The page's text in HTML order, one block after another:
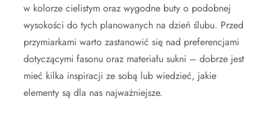
w kolorze cielistym oraz wygodne buty o podobnej
wysokości do tych planowanych na dzień ślubu. Przed
przymiarkami warto zastanowić się nad preferencjami
dotyczącymi fasonu oraz materiału sukni – dobrze jest
mieć kilka inspiracji ze sobą lub wiedzieć, jakie
elementy są dla nas najważniejsze.